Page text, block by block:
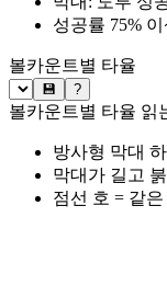
성공률 75%
볼카운트별 타율
💾 ?
볼카운트별 타율 읽
방사형 막대
막대가 길고
점선 호 = 같